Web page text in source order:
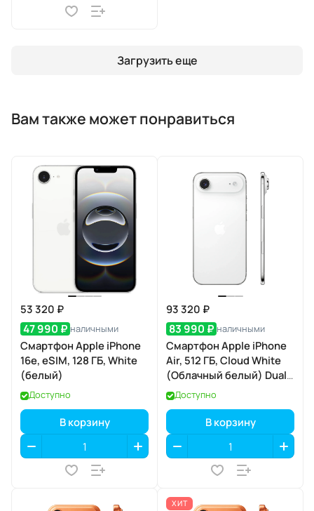
Загрузить еще
Вам также может понравиться
53 320 ₽
47 990 ₽ наличными
Смартфон Apple iPhone
16e, eSIM, 128 ГБ, White
(белый)
Доступно
В корзину
93 320 ₽
83 990 ₽ наличными
Смартфон Apple iPhone
Air, 512 ГБ, Cloud White
(Облачный белый) Dual
eSIM
Доступно
В корзину
ХИТ